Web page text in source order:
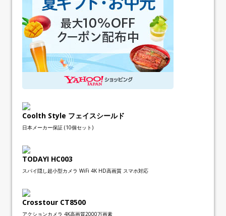
Coolth Style フェイスシールド
日本メーカー保証 (10個セット)
TODAYI HC003
スパイ隠し超小型カメラ WiFi 4K HD高画質 スマホ対応
Crosstour CT8500
アクションカメラ 4K高画質2000万画素